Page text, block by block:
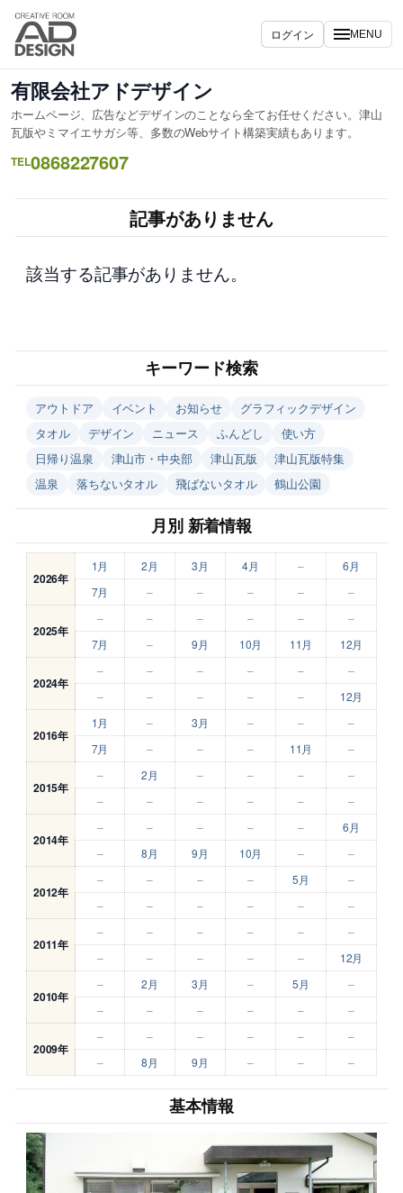
内
を
キ
ッ
プ
ログイン MENU
有限会社アドデザイン
ホームページ、広告などデザインのことなら全てお任せください。津山
瓦版やミマイエサガシ等、多数のWebサイト構築実績もあります。
TEL0868227607
記事がありません
該当する記事がありません。
キーワード検索
アウトドア イベント お知らせ
グラフィックデザイン
タオル
デザイン ニュース ふんどし
使い方
日帰り温泉
津山市・中央部 津山瓦版
津山瓦版特集
温泉
落ちないタオル 飛ばないタオル 鶴山公園
月別 新着情報
2026年
1月 2月 3月 4月 –
6月
7月
– – – – –
2025年
– – – – –
–
7月
– 9月 10月 11月 12月
2024年
– – – – –
–
–
– – – – 12月
2016年
1月 – 3月 – –
–
7月
– – – 11月 –
2015年
– 2月 – – –
–
–
– – – – –
2014年
– – – – –
6月
–
8月 9月 10月 – –
2012年
– – – – 5月
–
–
– – – – –
2011年
– – – – –
–
–
– – – – 12月
2010年
– 2月 3月 – 5月
–
–
– – – – –
2009年
– – – – –
–
–
8月 9月 – – –
基本情報